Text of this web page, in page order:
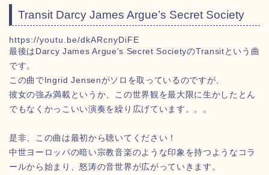
Transit Darcy James Argue’s Secret Society
https://youtu.be/dkARcnyDiFE
最後はDarcy James Argue’s Secret SocietyのTransitという曲
です。
この曲でIngrid Jensenがソロを取っているのですが、
彼女の強み満載というか、この世界観を最大限に生かしたとん
でもなくかっこいい演奏を繰り広げています。。。
是非、この曲は最初から聴いてください！
中世ヨーロッパの暗い宗教音楽のような印象を持つようなコラ
ールから始まり、怒涛の音世界が広がっていきます。